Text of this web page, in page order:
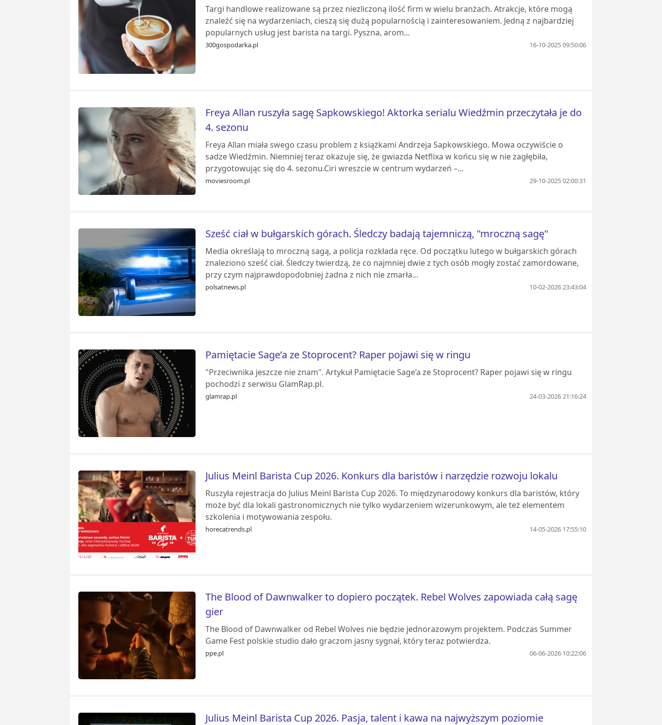
Targi handlowe realizowane są przez niezliczoną ilość firm w wielu branżach. Atrakcje, które mogą
znaleźć się na wydarzeniach, cieszą się dużą popularnością i zainteresowaniem. Jedną z najbardziej
popularnych usług jest barista na targi. Pyszna, arom...
300gospodarka.pl 16-10-2025 09:50:06
Freya Allan ruszyła sagę Sapkowskiego! Aktorka serialu Wiedźmin przeczytała je do
4. sezonu
Freya Allan miała swego czasu problem z książkami Andrzeja Sapkowskiego. Mowa oczywiście o
sadze Wiedźmin. Niemniej teraz okazuje się, że gwiazda Netflixa w końcu się w nie zagłębiła,
przygotowując się do 4. sezonu.Ciri wreszcie w centrum wydarzeń –...
moviesroom.pl 29-10-2025 02:00:31
Sześć ciał w bułgarskich górach. Śledczy badają tajemniczą, "mroczną sagę"
Media określają to mroczną sagą, a policja rozkłada ręce. Od początku lutego w bułgarskich górach
znaleziono sześć ciał. Śledczy twierdzą, że co najmniej dwie z tych osób mogły zostać zamordowane,
przy czym najprawdopodobniej żadna z nich nie zmarła...
polsatnews.pl 10-02-2026 23:43:04
Pamiętacie Sage’a ze Stoprocent? Raper pojawi się w ringu
"Przeciwnika jeszcze nie znam". Artykuł Pamiętacie Sage’a ze Stoprocent? Raper pojawi się w ringu
pochodzi z serwisu GlamRap.pl.
glamrap.pl 24-03-2026 21:16:24
Julius Meinl Barista Cup 2026. Konkurs dla baristów i narzędzie rozwoju lokalu
Ruszyła rejestracja do Julius Meinl Barista Cup 2026. To międzynarodowy konkurs dla baristów, który
może być dla lokali gastronomicznych nie tylko wydarzeniem wizerunkowym, ale też elementem
szkolenia i motywowania zespołu.
horecatrends.pl 14-05-2026 17:55:10
The Blood of Dawnwalker to dopiero początek. Rebel Wolves zapowiada całą sagę
gier
The Blood of Dawnwalker od Rebel Wolves nie będzie jednorazowym projektem. Podczas Summer
Game Fest polskie studio dało graczom jasny sygnał, który teraz potwierdza.
ppe.pl 06-06-2026 10:22:06
Julius Meinl Barista Cup 2026. Pasja, talent i kawa na najwyższym poziomie